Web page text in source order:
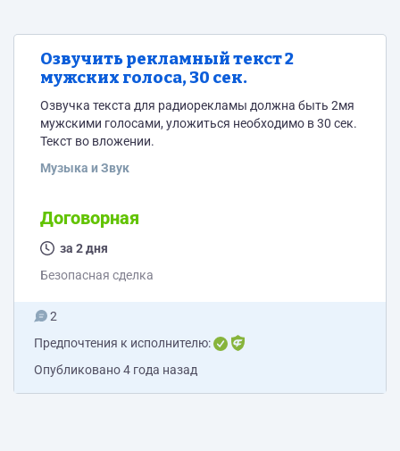
Озвучить рекламный текст 2
мужских голоса, 30 сек.
Озвучка текста для радиорекламы должна быть 2мя
мужскими голосами, уложиться необходимо в 30 сек.
Текст во вложении.
Музыка и Звук
Договорная
за 2 дня
Безопасная сделка
2
Предпочтения к исполнителю:
Опубликовано4 года назад